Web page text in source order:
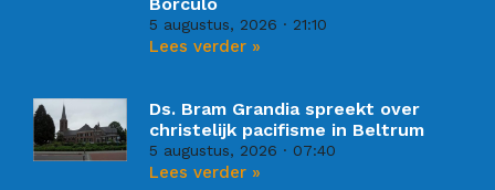
5 augustus, 2026 21:10
Lees verder »
Ds. Bram Grandia spreekt over
christelijk pacifisme in Beltrum
5 augustus, 2026 07:40
Lees verder »